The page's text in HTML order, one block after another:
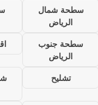
سطحة شمال
الرياض
سطحة جنوب
الرياض
تشليح